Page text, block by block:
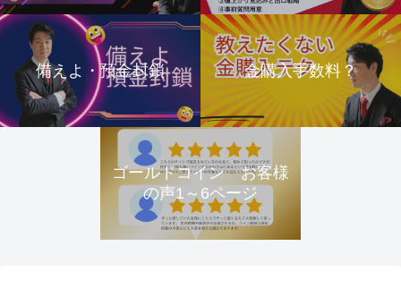
備えよ・預金封鎖 金購入手数料？
ゴールドコイン お客様
の声1～6ページ